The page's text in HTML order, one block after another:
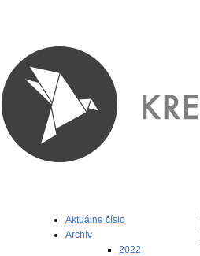
Aktuálne číslo
Archív
2022